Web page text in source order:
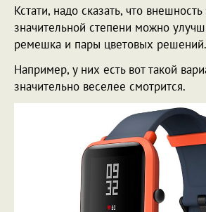
Кстати, надо сказать, что
значительной степени можно
ремешка и пары цветовых решений.
Например, у них есть вот такой
значительно веселее смотрится.